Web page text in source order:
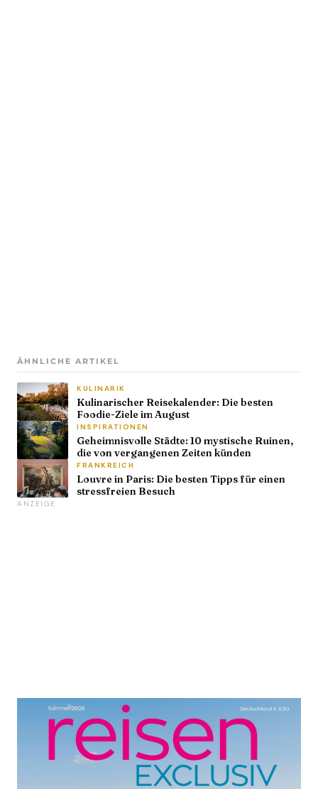
ÄHNLICHE ARTIKEL
KULINARIK
Kulinarischer Reisekalender: Die besten
Foodie-Ziele im August
INSPIRATIONEN
Geheimnisvolle Städte: 10 mystische Ruinen,
die von vergangenen Zeiten künden
FRANKREICH
Louvre in Paris: Die besten Tipps für einen
stressfreien Besuch
ANZEIGE